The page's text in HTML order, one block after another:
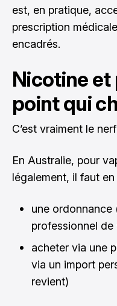
est, en pratique,
prescription
encadrés.
Nicotine et
point qui
C’est vraiment le
En Australie, pour
légalement, il faut en
une ordonnance
professionnel de
acheter via une
via un import
revient)